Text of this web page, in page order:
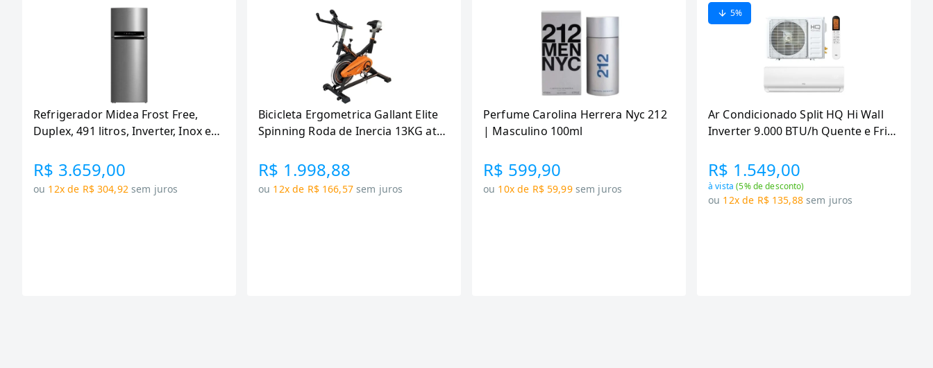
Refrigerador Midea Frost Free,
Duplex, 491 litros, Inverter, Inox e
R$ 3.659,00
ou 12x de R$ 304,92 sem juros
Bicicleta Ergometrica Gallant Elite
Spinning Roda de Inercia 13KG ate
R$ 1.998,88
ou 12x de R$ 166,57 sem juros
Perfume Carolina Herrera Nyc 212
| Masculino 100ml
R$ 599,90
ou 10x de R$ 59,99 sem juros
5%
Ar Condicionado Split HQ Hi Wall
Inverter 9.000 BTU/h Quente e Frio
VIHT9KCH3S2S23 -
R$ 1.549,00
à vista(5% de desconto)
ou 12x de R$ 135,88 sem juros